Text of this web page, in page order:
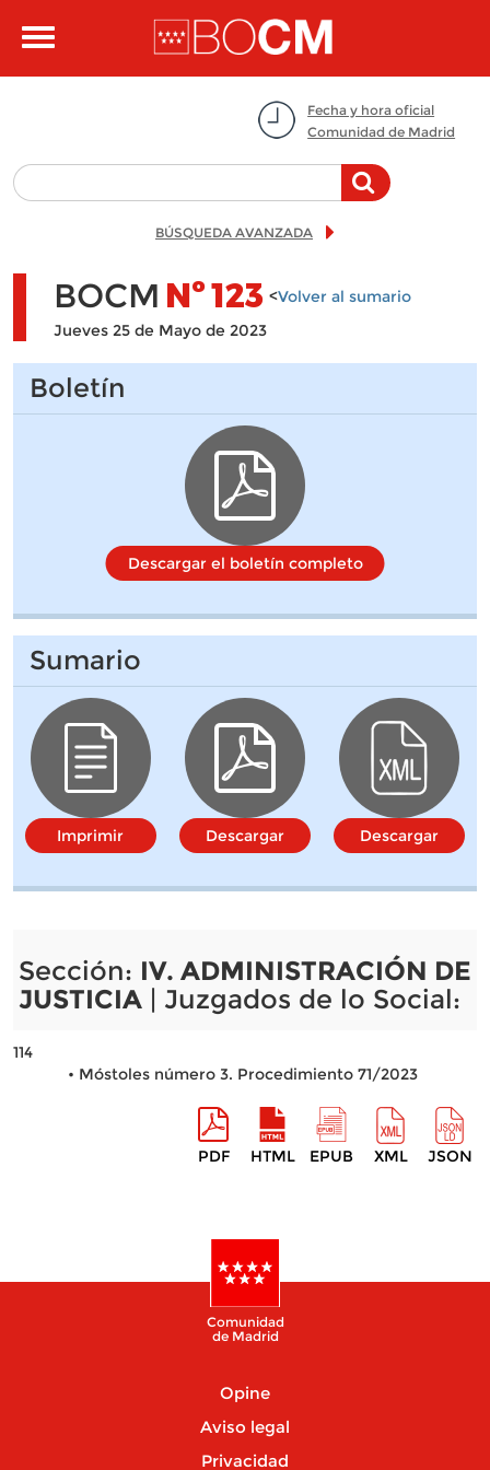
Toggle
Fecha y hora oficial
Comunidad de Madrid
BÚSQUEDA AVANZADA
BOCM Nº123 <Volver al sumario
Jueves 25 de Mayo de 2023
Boletín
Descargar el boletín completo
Sumario
Imprimir Descargar Descargar
Sección: IV. ADMINISTRACIÓN DE
JUSTICIA| Juzgados de lo Social:
114
• Móstoles número 3. Procedimiento 71/2023
PDF HTML EPUB XML JSON
Comunidad
de Madrid
Opine
Aviso legal
Privacidad